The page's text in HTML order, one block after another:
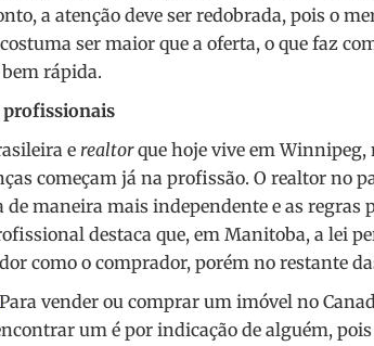
a atenção deve ser redobrada, pois o
ser maior que a oferta, o que faz
rápida.
e realtorque hoje vive em Winnipeg,
começam já na profissão. O realtor no
maneira mais independente e as regras
destaca que, em Manitoba, a lei
como o comprador, porém no restante
Para vender ou comprar um imóvel no
um é por indicação de alguém,